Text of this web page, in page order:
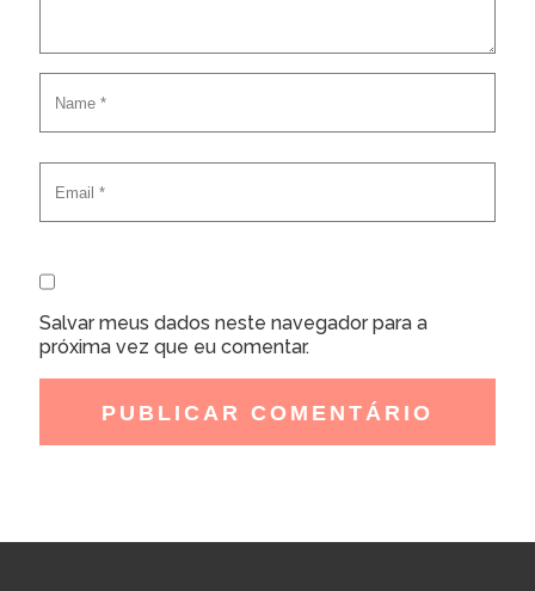
Salvar meus dados neste navegador para a
próxima vez que eu comentar.